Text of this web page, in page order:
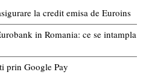
la credit emisa de Euroins
in Romania: ce se intampla
prin Google Pay